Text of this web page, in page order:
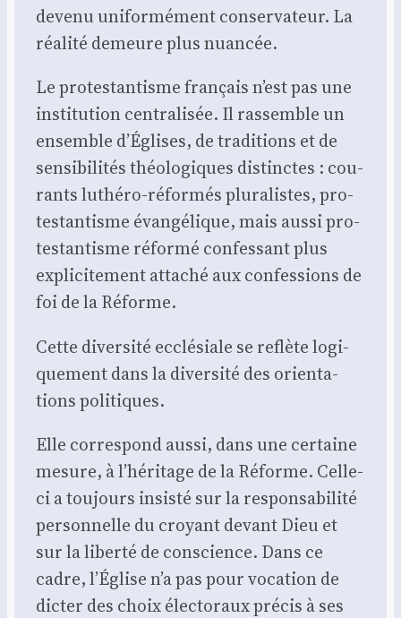
deve­nu uni­for­mé­ment conser­va­teur. La
réa­li­té demeure plus nuan­cée.
Le pro­tes­tan­tisme fran­çais n’est pas une
ins­ti­tu­tion cen­tra­li­sée. Il ras­semble un
ensemble d’Églises, de tra­di­tions et de
sen­si­bi­li­tés théo­lo­giques dis­tinctes : cou­
rants luthé­ro-réfor­més plu­ra­listes, pro­
tes­tan­tisme évan­gé­lique, mais aus­si pro­
tes­tan­tisme réfor­mé confes­sant plus
expli­ci­te­ment atta­ché aux confes­sions de
foi de la Réforme.
Cette diver­si­té ecclé­siale se reflète logi­
que­ment dans la diver­si­té des orien­ta­
tions poli­tiques.
Elle cor­res­pond aus­si, dans une cer­taine
mesure, à l’héritage de la Réforme. Celle-
ci a tou­jours insis­té sur la res­pon­sa­bi­li­té
per­son­nelle du croyant devant Dieu et
sur la liber­té de conscience. Dans ce
cadre, l’Église n’a pas pour voca­tion de
dic­ter des choix élec­to­raux pré­cis à ses